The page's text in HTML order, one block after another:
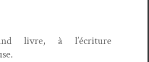
livre, à l’écri­t­ure